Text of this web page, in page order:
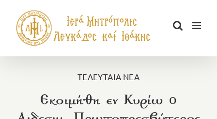
περιεχόμενο
ΤΕΛΕΥΤΑΙΑ ΝΕΑ
Εκοιμήθη εν Κυρίω o